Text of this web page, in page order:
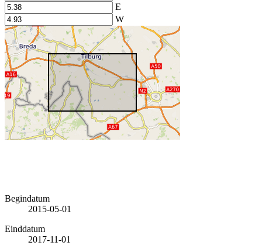
E
W
Begindatum
2015-05-01
Einddatum
2017-11-01